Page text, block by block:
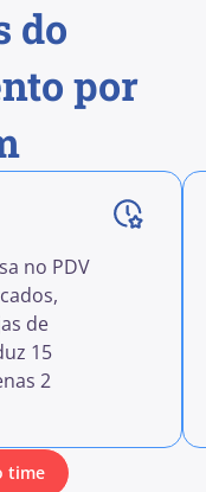
do
por
no PDV
de
15
2
time